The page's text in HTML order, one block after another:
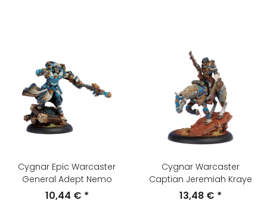
Cygnar Epic Warcaster
General Adept Nemo
10,44 € *
Cygnar Warcaster
Captian Jeremiah Kraye
13,48 € *